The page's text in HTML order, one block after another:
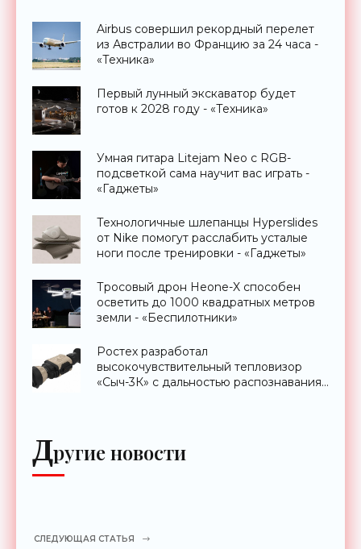
Airbus совершил рекордный перелет
из Австралии во Францию за 24 часа -
«Техника»
Первый лунный экскаватор будет
готов к 2028 году - «Техника»
Умная гитара Litejam Neo с RGB-
подсветкой сама научит вас играть -
«Гаджеты»
Технологичные шлепанцы Hyperslides
от Nike помогут расслабить усталые
ноги после тренировки - «Гаджеты»
Тросовый дрон Heone-X способен
осветить до 1000 квадратных метров
земли - «Беспилотники»
Ростех разработал
высокочувствительный тепловизор
«Сыч-3К» с дальностью распознавания
Другие новости
СЛЕДУЮЩАЯ СТАТЬЯ